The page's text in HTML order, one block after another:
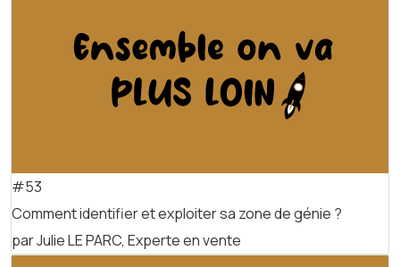
#53
Comment identifier et exploiter sa zone de génie ?
par Julie LE PARC, Experte en vente